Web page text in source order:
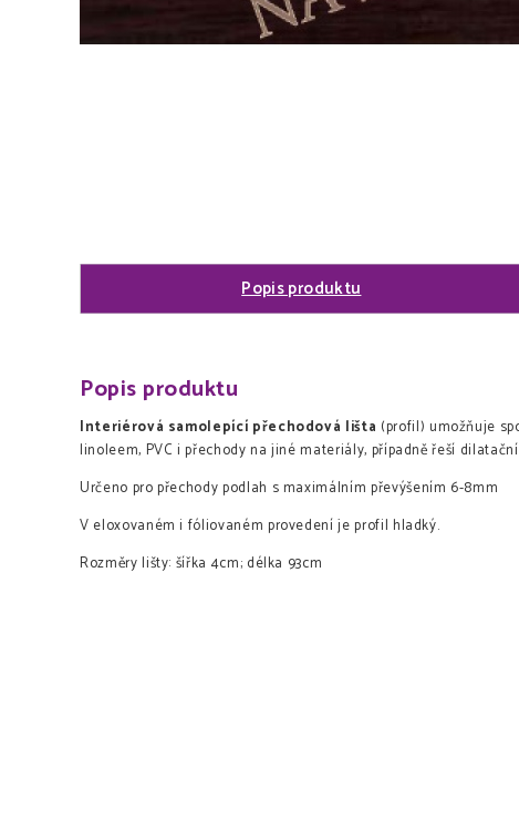
Popis produktu
Popis produktu
Interiérová samolepící přechodová lišta (profil) umožňuje
linoleem, PVC i přechody na jiné materiály, případně řeší
Určeno pro přechody podlah s maximálním převýšením 6-8mm
V eloxovaném i fóliovaném provedení je profil hladký.
Rozměry lišty: šířka 4cm; délka 93cm